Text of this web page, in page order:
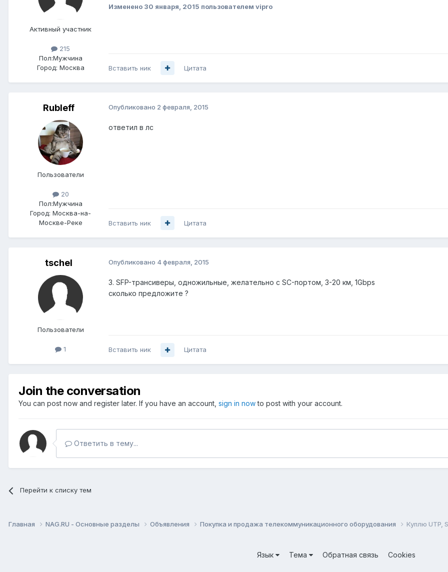
Активный участник
215
Пол:Мужчина
Город: Москва
Изменено 30 января, 2015 пользователем vipro
Вставить ник Цитата
Rubleff
Пользователи
20
Пол:Мужчина
Город: Москва-на-
Москве-Реке
Опубликовано 2 февраля, 2015
ответил в лс
Вставить ник Цитата
tschel
Пользователи
1
Опубликовано 4 февраля, 2015
3. SFP-трансиверы, одножильные, желательно с SC-портом, 3-20 км, 1Gbps
сколько предложите ?
Вставить ник Цитата
Join the conversation
You can post now and register later. If you have an account, sign in nowto post with your account.
Ответить в тему...
Перейти к списку тем
Главная NAG.RU - Основные разделы Объявления Покупка и продажа телекоммуникационного оборудования Куплю UTP,
Язык Тема Обратная связь
Cookies